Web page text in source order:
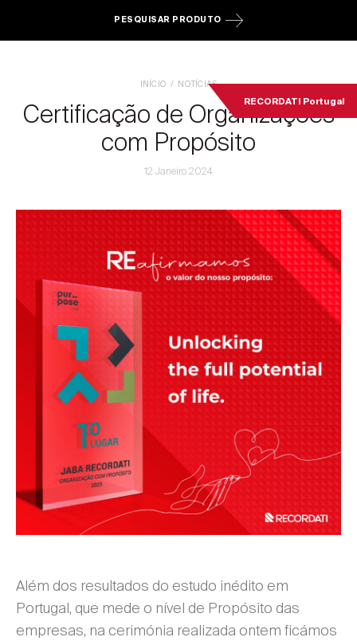
PESQUISAR PRODUTO
RECORDATI Portugal
INÍCIO NOTÍCIAS
Certificação de Organizações
com Propósito
12 Janeiro 2024
Além dos resultados do estudo inédito em
Portugal, que mede o nível de Propósito das
empresas, na cerimónia realizada ontem ficámos